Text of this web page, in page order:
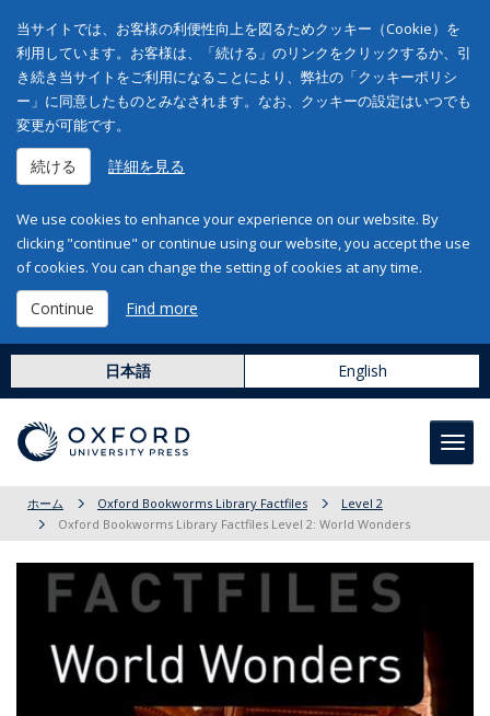
当サイトでは、お客様の利便性向上を図るためクッキー（Cookie）を
利用しています。お客様は、「続ける」のリンクをクリックするか、引
き続き当サイトをご利用になることにより、弊社の「クッキーポリシ
ー」に同意したものとみなされます。なお、クッキーの設定はいつでも
変更が可能です。
続ける 詳細を見る
We use cookies to enhance your experience on our website. By
clicking "continue" or continue using our website, you accept the use
of cookies. You can change the setting of cookies at any time.
Continue Find more
日本語 English
ホーム Oxford Bookworms Library Factfiles
Level 2
Oxford Bookworms Library Factfiles Level 2: World Wonders